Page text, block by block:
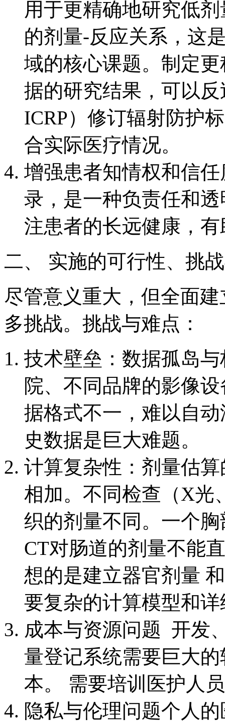
用于更精确地研究低
的剂量-反应关系，这
域的核心课题。制定
据的研究结果，可以
ICRP）修订辐射防护
合实际医疗情况。
增强患者知情权和信
录，是一种负责任和
注患者的长远健康，
二、 实施的可行性、挑
尽管意义重大，但全面
多挑战。挑战与难点：
技术壁垒：数据孤岛
院、不同品牌的影像
据格式不一，难以自
史数据是巨大难题。
计算复杂性：剂量估
相加。不同检查（X光
织的剂量不同。一个
CT对肠道的剂量不能
想的是建立器官剂量
要复杂的计算模型和
成本与资源问题 开发
量登记系统需要巨大
本。 需要培训医护人
隐私与伦理问题个人